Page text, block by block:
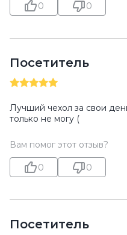
0 0
Посетитель
Лучший чехол за свои
только не могу (
Вам помог этот отзыв?
0 0
Посетитель